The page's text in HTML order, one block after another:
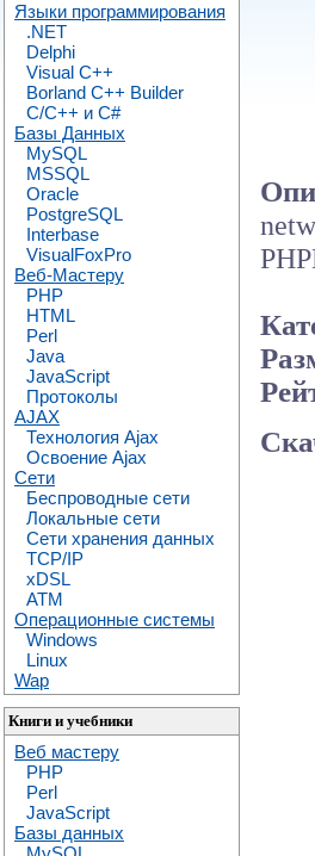
Языки программирования
.NET
Delphi
Visual C++
Borland C++ Builder
C/С++ и C#
Базы Данных
MySQL
MSSQL
Oracle
PostgreSQL
Interbase
VisualFoxPro
Веб-Мастеру
PHP
HTML
Perl
Java
JavaScript
Протоколы
AJAX
Технология Ajax
Освоение Ajax
Сети
Беспроводные сети
Локальные сети
Сети хранения данных
TCP/IP
xDSL
ATM
Операционные системы
Windows
Linux
Wap
Книги и учебники
Веб мастеру
PHP
Perl
JavaScript
Базы данных